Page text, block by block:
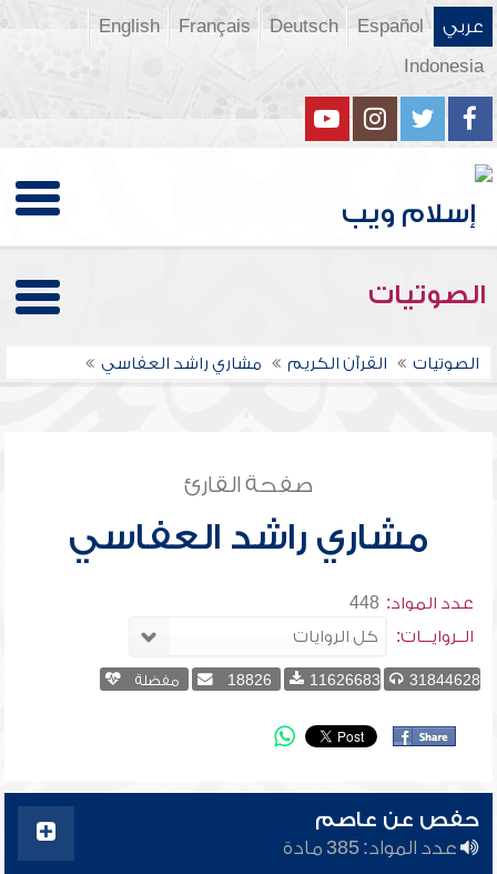
عربي Español
Deutsch
Français
English
Indonesia
الصوتيات
الصوتيات القرآن الكريم مشاري راشد العفاسي
صفحة القارئ
مشاري راشد العفاسي
عدد المواد: 448
الــروايـــات:
31844628
11626683
18826 مفضلة
حفص عن عاصم
عدد المواد: 385 مادة